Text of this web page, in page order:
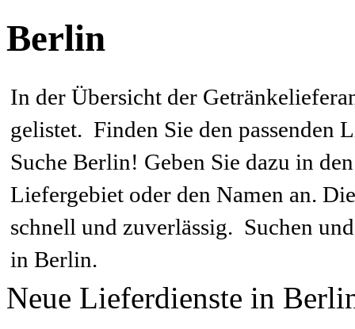
Berlin
In der Übersicht der
gelistet. Finden Sie den
Suche Berlin! Geben Sie dazu in
Liefergebiet oder den Namen an.
schnell und zuverlässig. Suchen
in Berlin.
Neue Lieferdienste in